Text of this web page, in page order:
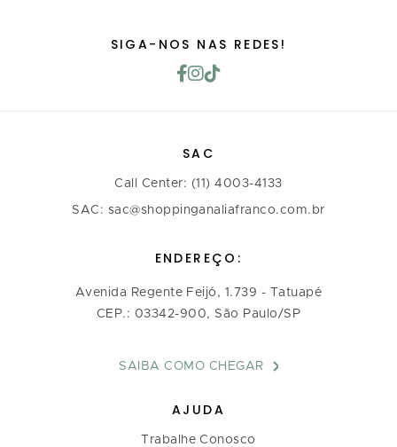
SIGA-NOS NAS REDES!
SAC
Call Center: (11) 4003-4133
SAC: sac@shoppinganaliafranco.com.br
ENDEREÇO:
Avenida Regente Feijó, 1.739 - Tatuapé
CEP.: 03342-900, São Paulo/SP
SAIBA COMO CHEGAR
AJUDA
Trabalhe Conosco